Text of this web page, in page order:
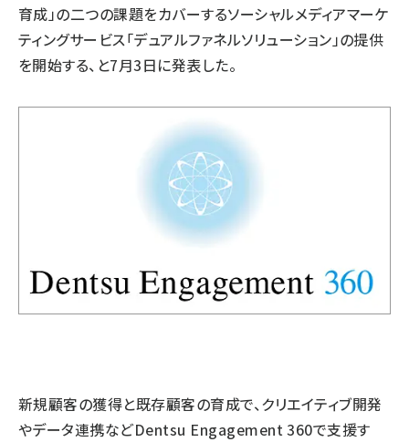
育成」の二つの課題をカバーするソーシャルメディアマーケ
ティングサービス「デュアルファネルソリューション」の提供
を開始する、と7月3日に発表した。
新規顧客の獲得と既存顧客の育成で、クリエイティブ開発
やデータ連携などDentsu Engagement 360で支援す